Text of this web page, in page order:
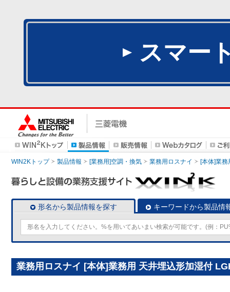
スマー
WIN2Kトップ 製品情報 [業務用]空調・換気 業務用ロスナイ [本体]業務
形名から製品情報を探す キーワードから製品情
業務用ロスナイ [本体]業務用 天井埋込形加湿付